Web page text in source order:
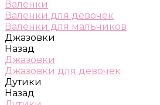
Валенки
Валенки для девочек
Валенки для мальчиков
Джазовки
Назад
Джазовки
Джазовки для девочек
Дутики
Назад